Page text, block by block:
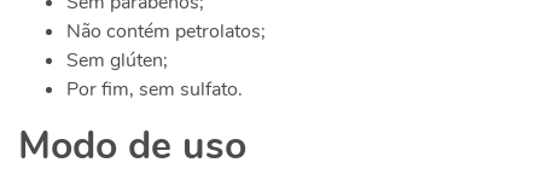
Não contém petrolatos;
Sem glúten;
Por fim, sem sulfato.
Modo de uso